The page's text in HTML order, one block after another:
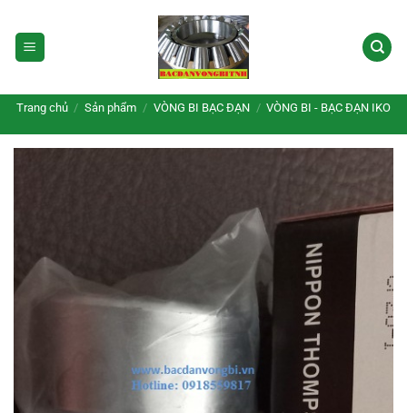
qua
nội
Trang chủ / Sản phẩm / VÒNG BI BẠC ĐẠN / VÒNG BI - BẠC ĐẠN IKO